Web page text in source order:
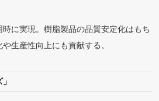
に実現。樹脂製品の品質安定化はもち
生産性向上にも貢献する。